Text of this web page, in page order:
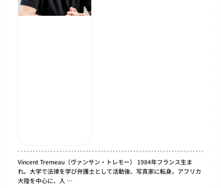
Vincent Tremeau（ヴァンサン・トレモー） 1984年フランス生ま
れ。大学で法律を学び弁護士として活動後、写真家に転身。アフリカ
大陸を中心に、人 …